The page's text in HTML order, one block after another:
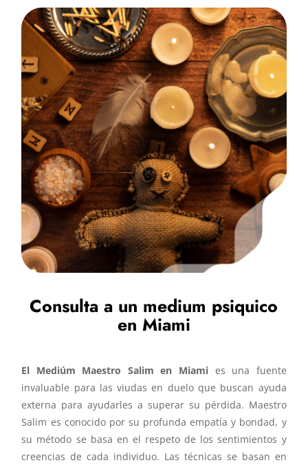
Consulta a un medium psiquico
en Miami
El Mediúm Maestro Salim en Miami es una fuente
invaluable para las viudas en duelo que buscan ayuda
externa para ayudarles a superar su pérdida. Maestro
Salim es conocido por su profunda empatía y bondad, y
su método se basa en el respeto de los sentimientos y
creencias de cada individuo. Las técnicas se basan en